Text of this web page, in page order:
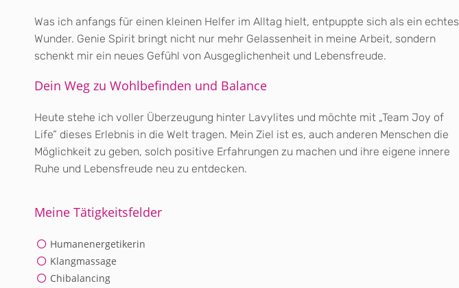
Was ich anfangs für einen kleinen Helfer im Alltag hielt, entpuppte sich als ein echtes
Wunder. Genie Spirit bringt nicht nur mehr Gelassenheit in meine Arbeit, sondern
schenkt mir ein neues Gefühl von Ausgeglichenheit und Lebensfreude.
Dein Weg zu Wohlbefinden und Balance
Heute stehe ich voller Überzeugung hinter Lavylites und möchte mit „Team Joy of
Life“ dieses Erlebnis in die Welt tragen. Mein Ziel ist es, auch anderen Menschen die
Möglichkeit zu geben, solch positive Erfahrungen zu machen und ihre eigene innere
Ruhe und Lebensfreude neu zu entdecken.
Meine Tätigkeitsfelder
Humanenergetikerin
Klangmassage
Chibalancing